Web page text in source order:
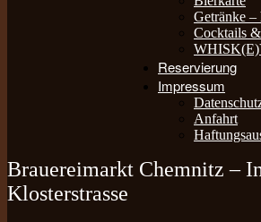
Getränke
Cocktails
Reservierung
Impressum
Anfahrt
Brauereimarkt Chemnitz –
Klosterstrasse